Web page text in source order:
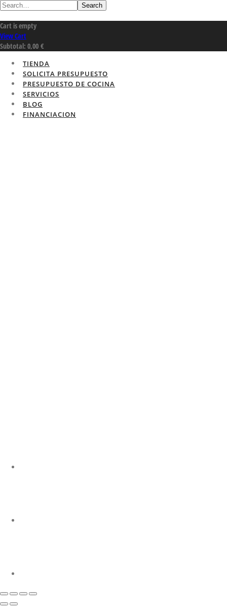
Search
Cart is empty
View Cart
Subtotal: 0,00 €
TIENDA
SOLICITA PRESUPUESTO
PRESUPUESTO DE COCINA
SERVICIOS
BLOG
FINANCIACION